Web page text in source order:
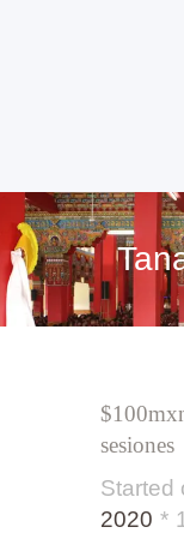
Agenda
Apoya
sesiones
Started
2020